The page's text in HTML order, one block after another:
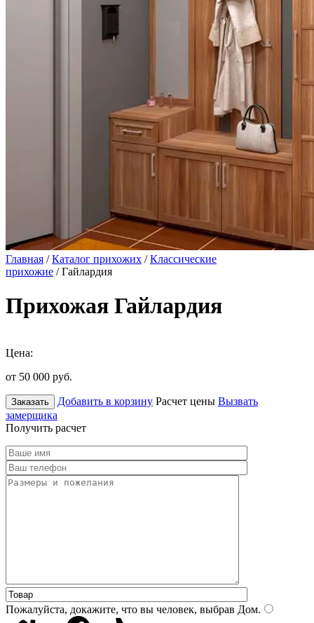
Главная /Каталог прихожих /Классические
прихожие / Гайлардия
Прихожая Гайлардия
Цена:
от 50 000 руб.
Заказать Добавить в корзину Расчет цены Вызвать
замерщика
Получить расчет
Пожалуйста, докажите, что вы человек, выбрав Дом.